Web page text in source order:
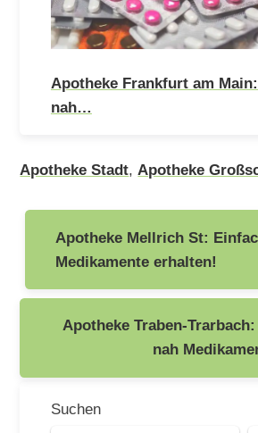
Apotheke Frankfurt am
nah…
Apotheke Stadt,Apotheke
Beitragsnavigation
Apotheke Mellrich St:
Medikamente erhalten!
Apotheke Traben-
nah
Suchen